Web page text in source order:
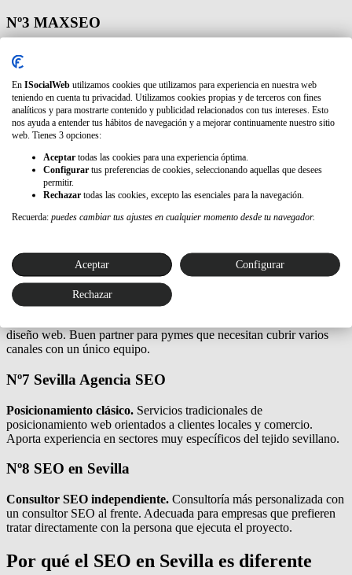
Nº3 MAXSEO
Especialistas SEO local.
los primeros resultados de Google y Google Maps. Optimización de
fichas Google Business Profile, contenidos y estructura web.
Nº4Seonet
Google Premier Partner.
Awards, con más de 50 profesionales. Ofrece soluciones a medida
combinando SEO y publicidad de pago.
Nº5Consultoría SEO Sevilla
donde aporta valor un consultor cercano con experiencia vertical.
Nº6 SEO Sevilla
diseño web. Buen partner para pymes que necesitan cubrir varios
canales con un único equipo.
Nº7 Sevilla Agencia SEO
Posicionamiento clásico. Servicios tradicionales de
posicionamiento web orientados a clientes locales y comercio.
Aporta experiencia en sectores muy específicos del tejido sevillano.
Nº8 SEO en Sevilla
Consultor SEO independiente. Consultoría más personalizada con
un consultor SEO al frente. Adecuada para empresas que prefieren
tratar directamente con la persona que ejecuta el proyecto.
Por qué el SEO en Sevilla es diferente
En ISocialWeb utilizamos cookies que utilizamos para experiencia en nuestra web
teniendo en cuenta tu privacidad. Utilizamos cookies propias y de terceros con fines
analíticos y para mostrarte contenido y publicidad relacionados con tus intereses. Esto
nos ayuda a entender tus hábitos de navegación y a mejorar continuamente nuestro sitio
web. Tienes 3 opciones:
Aceptar todas las cookies para una experiencia óptima.
Configurar tus preferencias de cookies, seleccionando aquellas que desees
permitir.
Rechazar todas las cookies, excepto las esenciales para la navegación.
Recuerda: puedes cambiar tus ajustes en cualquier momento desde tu navegador.
Aceptar Configurar
Rechazar